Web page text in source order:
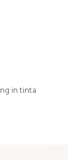
in tinta